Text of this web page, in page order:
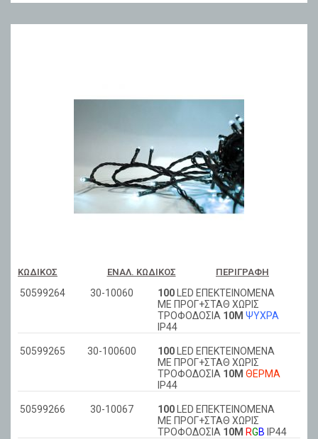
ΚΩΔΙΚΌΣ ΕΝΑΛ. ΚΩΔΙΚΌΣ ΠΕΡΙΓΡΑΦΉ
50599264 30-10060 100 LED ΕΠΕΚΤΕΙΝΟΜΕΝΑ
ΜΕ ΠΡΟΓ+ΣΤΑΘ ΧΩΡΙΣ
ΤΡΟΦΟΔΟΣΙΑ 10Μ ΨΥΧΡΑ
ΙΡ44
50599265 30-100600 100 LED ΕΠΕΚΤΕΙΝΟΜΕΝΑ
ΜΕ ΠΡΟΓ+ΣΤΑΘ ΧΩΡΙΣ
ΤΡΟΦΟΔΟΣΙΑ 10Μ ΘΕΡΜA
ΙΡ44
50599266 30-10067 100 LED ΕΠΕΚΤΕΙΝΟΜΕΝΑ
ΜΕ ΠΡΟΓ+ΣΤΑΘ ΧΩΡΙΣ
ΤΡΟΦΟΔΟΣΙΑ 10Μ RGB ΙΡ44